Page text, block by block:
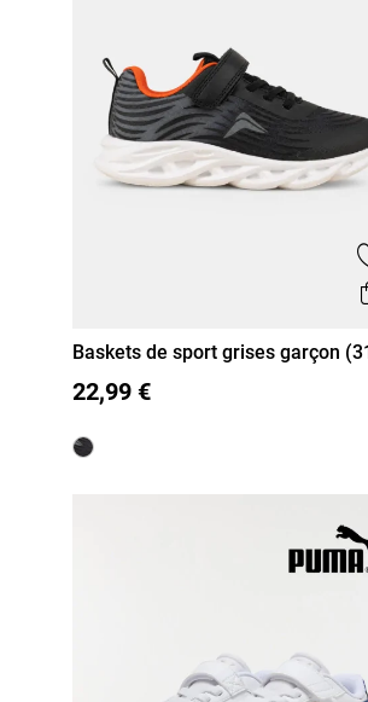
31 32
Baskets de sport grises garçon
22,99 €